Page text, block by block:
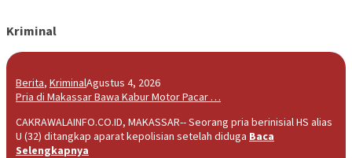
Kriminal
Berita, KriminalAgustus 4, 2026
Pria di Makassar Bawa Kabur Motor Pacar …
CAKRAWALAINFO.CO.ID, MAKASSAR-- Seorang pria berinisial HS alias
U (32) ditangkap aparat kepolisian setelah diduga Baca
Selengkapnya